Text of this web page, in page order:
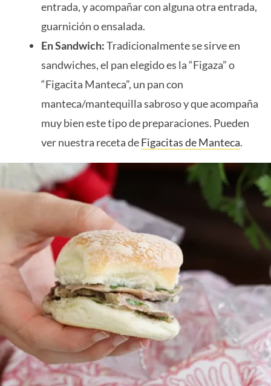
entrada, y acompañar con alguna otra entrada,
guarnición o ensalada.
En Sandwich:Tradicionalmente se sirve en
sandwiches, el pan elegido es la “Figaza” o
“Figacita Manteca”, un pan con
manteca/mantequilla sabroso y que acompaña
muy bien este tipo de preparaciones. Pueden
ver nuestra receta deFigacitas de Manteca.